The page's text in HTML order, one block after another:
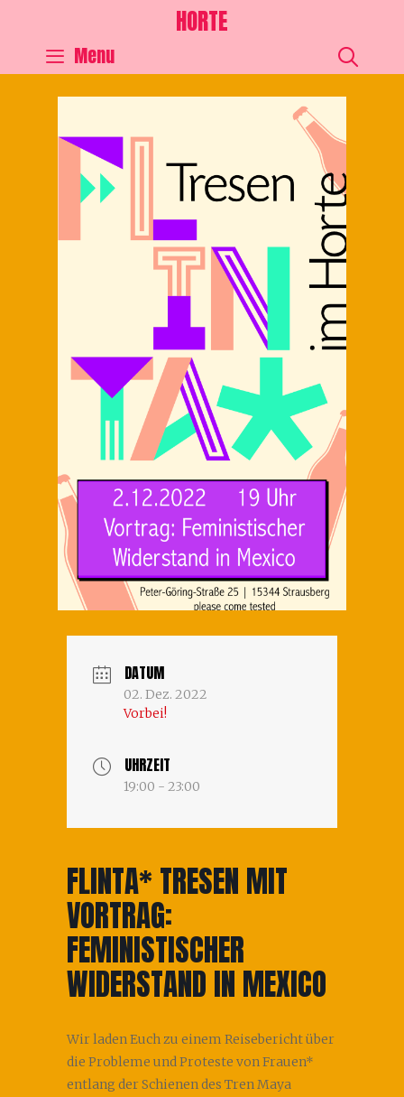
HORTE
Menu
DATUM
02. Dez. 2022
Vorbei!
UHRZEIT
19:00 - 23:00
FLINTA* TRESEN MIT
VORTRAG:
FEMINISTISCHER
WIDERSTAND IN MEXICO
Wir laden Euch zu einem Reisebericht über
die Probleme und Proteste von Frauen*
entlang der Schienen des Tren Maya